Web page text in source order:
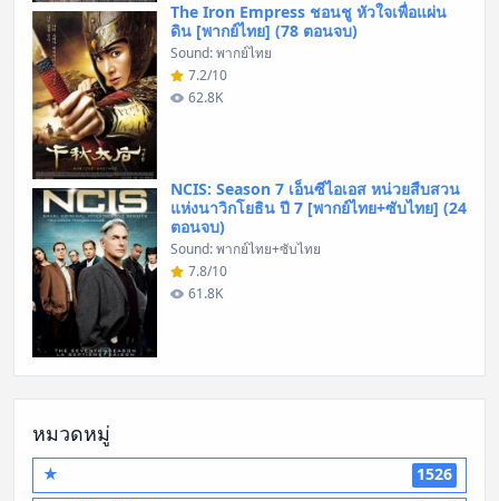
The Iron Empress ชอนชู หัวใจเพื่อแผ่น
ดิน [พากย์ไทย] (78 ตอนจบ)
Sound: พากย์ไทย
7.2/10
62.8K
NCIS: Season 7 เอ็นซีไอเอส หน่วยสืบสวน
แห่งนาวิกโยธิน ปี 7 [พากย์ไทย+ซับไทย] (24
ตอนจบ)
Sound: พากย์ไทย+ซับไทย
7.8/10
61.8K
หมวดหมู่
★
1526